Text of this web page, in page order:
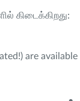
கிடைக்கிறது:
are available